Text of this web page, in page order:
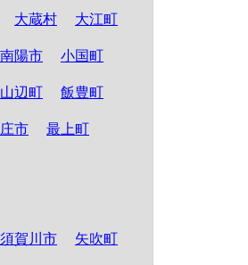
大蔵村 大江町
南陽市 小国町
山辺町 飯豊町
市 最上町
須賀川市 矢吹町